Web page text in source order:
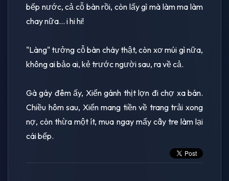
bếp nước, cả cỗ bàn rồi, còn lấy gì mà làm ma làm
chay nữa... i hi hi!
"Làng" tưởng cỗ bàn cháy thật, còn xơ múi gì nữa,
không ai bảo ai, kẻ trước người sau, ra về cả.
Gà gáy đêm ấy, Xiển gánh thịt lợn đi chợ xa bán.
Chiều hôm sau, Xiển mang tiền về trang trải xong
nợ, còn thừa một ít, mua ngay mấy cây tre làm lại
cái bếp.